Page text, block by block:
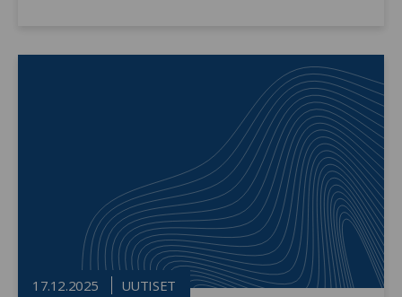
17.12.2025 UUTISET